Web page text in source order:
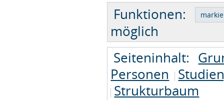
Funktionen:
möglich
Seiteninhalt:
Personen
Strukturbaum